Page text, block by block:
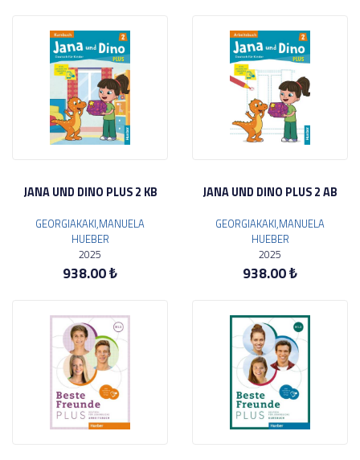
JANA UND DINO PLUS 2 KB
GEORGIAKAKI,MANUELA
HUEBER
2025
938.00 ₺
JANA UND DINO PLUS 2 AB
GEORGIAKAKI,MANUELA
HUEBER
2025
938.00 ₺